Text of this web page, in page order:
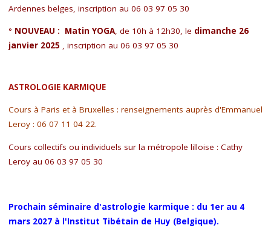
Ardennes belges, inscription au 06 03 97 05 30
° NOUVEAU : Matin YOGA, de 10h à 12h30, le dimanche 26
janvier 2025 , inscription au 06 03 97 05 30
ASTROLOGIE KARMIQUE
Cours à Paris et à Bruxelles : renseignements auprès d'Emmanuel
Leroy : 06 07 11 04 22.
Cours collectifs ou individuels sur la métropole lilloise : Cathy
Leroy au 06 03 97 05 30
Prochain séminaire d'astrologie karmique : du 1er au 4
mars 2027 à l'Institut Tibétain de Huy (Belgique).